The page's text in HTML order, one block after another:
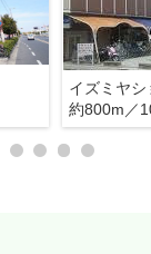
約800m／